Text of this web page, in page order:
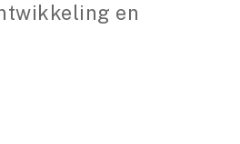
en